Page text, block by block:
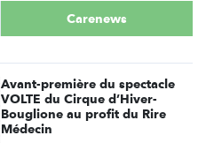
Carenews
Avant-première du spectacle
VOLTE du Cirque d’Hiver-
Bouglione au profit du Rire
Médecin